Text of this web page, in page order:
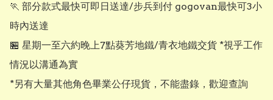
🏃 部分款式最快可即日送達/步兵到付 gogovan最快可3小
時內送達
🏪 星期一至六約晚上7點葵芳地鐵/青衣地鐵交貨 *視乎工作
情況以溝通為實
*另有大量其他角色畢業公仔現貨，不能盡錄，歡迎查詢